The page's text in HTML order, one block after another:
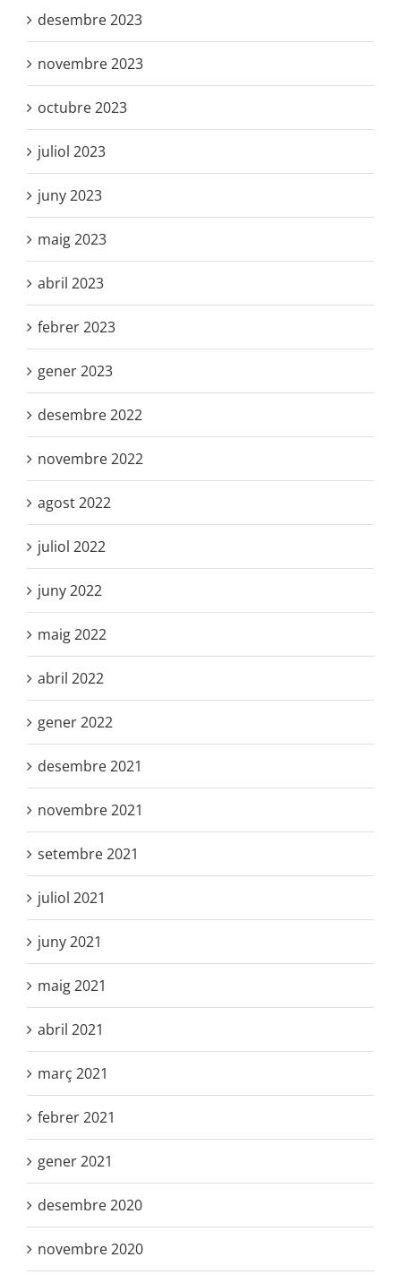
desembre 2023
novembre 2023
octubre 2023
juliol 2023
juny 2023
maig 2023
abril 2023
febrer 2023
gener 2023
desembre 2022
novembre 2022
agost 2022
juliol 2022
juny 2022
maig 2022
abril 2022
gener 2022
desembre 2021
novembre 2021
setembre 2021
juliol 2021
juny 2021
maig 2021
abril 2021
març 2021
febrer 2021
gener 2021
desembre 2020
novembre 2020